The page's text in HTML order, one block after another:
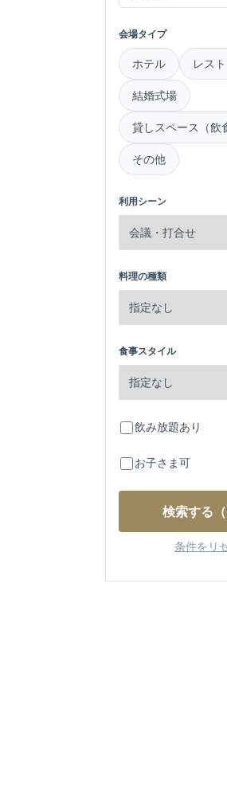
会場タイプ
ホテル レス
結婚式場
貸しスペース（飲
その他
利用シーン
料理の種類
食事スタイル
飲み放題あり
お子さま可
検索する
条件をリ